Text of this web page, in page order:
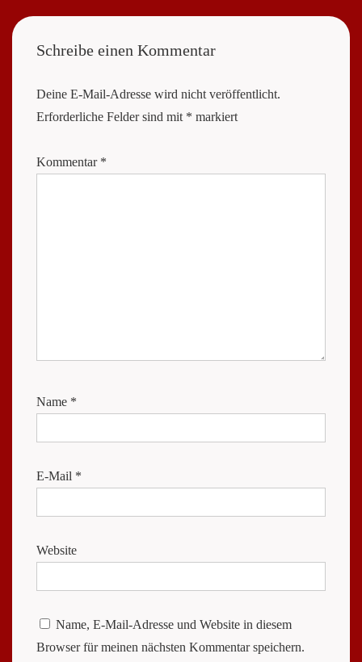
Schreibe einen Kommentar
Deine E-Mail-Adresse wird nicht veröffentlicht.
Erforderliche Felder sind mit * markiert
Kommentar *
Name *
E-Mail *
Website
Name, E-Mail-Adresse und Website in diesem
Browser für meinen nächsten Kommentar speichern.